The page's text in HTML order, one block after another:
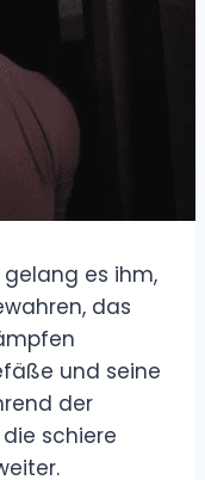
gelang es ihm,
das
und seine
der
schiere